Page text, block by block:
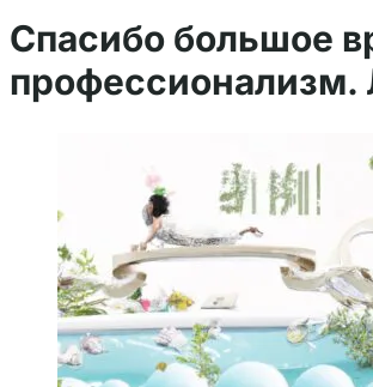
Спасибо большое
профессионализм.